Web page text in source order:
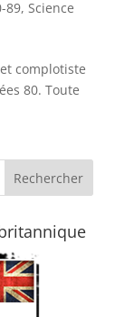
89, Science
complotiste
80. Toute